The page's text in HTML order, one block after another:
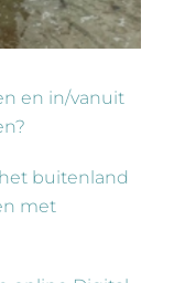
en in/vanuit
buitenland
met